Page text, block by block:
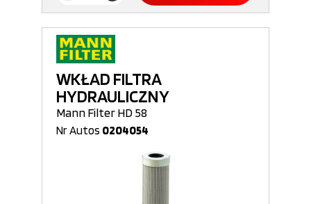
WKŁAD FILTRA
HYDRAULICZNY
Mann Filter HD 58
Nr Autos 0204054